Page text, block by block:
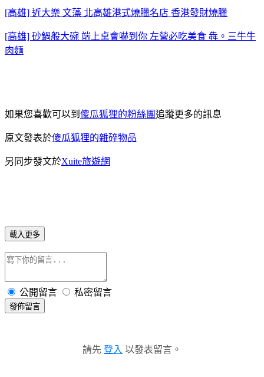
[高雄] 近大樂 文藻 北高雄港式燒臘名店 香港發財燒臘
[高雄] 砂鍋般大碗 端上桌會嚇到你 左營必吃美食 犇。三牛牛
肉麵
如果您喜歡可以到 傻瓜狐狸的粉絲團追蹤更多的訊息
原文發表於傻瓜狐狸的雜碎物品
另同步發文於Xuite旅遊網
載入更多
公開留言 私密留言
發佈留言
請先 登入 以發表留言。